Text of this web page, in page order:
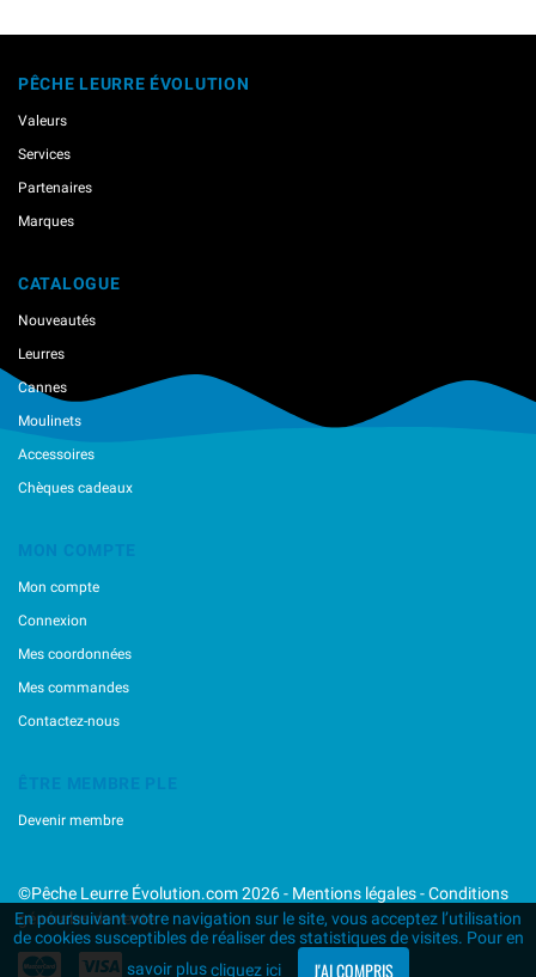
PÊCHE LEURRE ÉVOLUTION
Valeurs
Services
Partenaires
Marques
CATALOGUE
Nouveautés
Leurres
Cannes
Moulinets
Accessoires
Chèques cadeaux
MON COMPTE
Mon compte
Connexion
Mes coordonnées
Mes commandes
Contactez-nous
ÊTRE MEMBRE PLE
Devenir membre
©Pêche Leurre Évolution.com 2026 - Mentions légales-Conditions
générales de vente
En poursuivant votre navigation sur le site, vous acceptez l’utilisation
de cookies susceptibles de réaliser des statistiques de visites. Pour en
savoir pluscliquez ici J'AI COMPRIS